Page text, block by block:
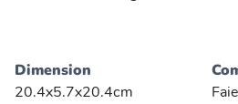
Dimension
20.4x5.7x20.4cm